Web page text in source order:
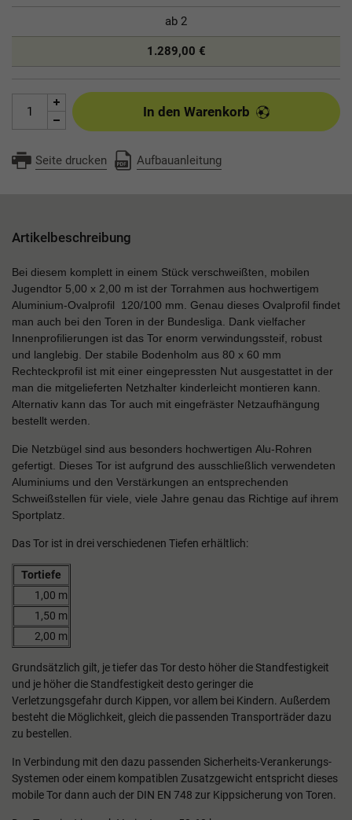
ab 2
1.289,00 €
In den Warenkorb
Seite drucken Aufbauanleitung
Artikelbeschreibung
Bei diesem komplett in einem Stück verschweißten, mobilen
Jugendtor 5,00 x 2,00 m ist der Torrahmen aus hochwertigem
Aluminium-Ovalprofil 120/100 mm. Genau dieses Ovalprofil findet
man auch bei den Toren in der Bundesliga. Dank vielfacher
Innenprofilierungen ist das Tor enorm verwindungssteif, robust
und langlebig. Der stabile Bodenholm aus 80 x 60 mm
Rechteckprofil ist mit einer eingepressten Nut ausgestattet in der
man die mitgelieferten Netzhalter kinderleicht montieren kann.
Alternativ kann das Tor auch mit eingefräster Netzaufhängung
bestellt werden.
Die Netzbügel sind aus besonders hochwertigen Alu-Rohren
gefertigt. Dieses Tor ist aufgrund des ausschließlich verwendeten
Aluminiums und den Verstärkungen an entsprechenden
Schweißstellen für viele, viele Jahre genau das Richtige auf ihrem
Sportplatz.
Das Tor ist in drei verschiedenen Tiefen erhältlich:
Tortiefe
1,00 m
1,50 m
2,00 m
Grundsätzlich gilt, je tiefer das Tor desto höher die Standfestigkeit
und je höher die Standfestigkeit desto geringer die
Verletzungsgefahr durch Kippen, vor allem bei Kindern. Außerdem
besteht die Möglichkeit, gleich die passenden Transporträder dazu
zu bestellen.
In Verbindung mit den dazu passenden Sicherheits-Verankerungs-
Systemen oder einem kompatiblen Zusatzgewicht entspricht dieses
mobile Tor dann auch der DIN EN 748 zur Kippsicherung von Toren.